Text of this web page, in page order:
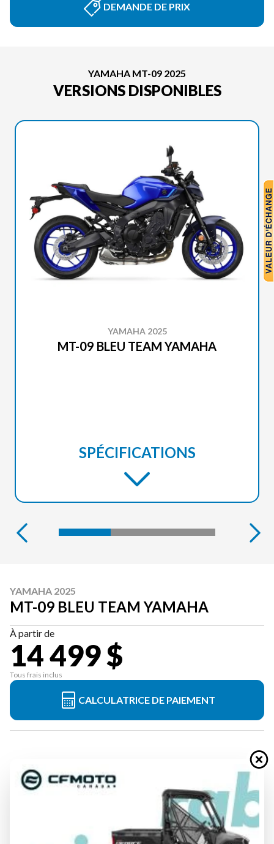
DEMANDE DE PRIX
YAMAHA MT-09 2025
VERSIONS DISPONIBLES
YAMAHA 2025
MT-09 BLEU TEAM YAMAHA
SPÉCIFICATIONS
YAMAHA 2025
MT-09 BLEU TEAM YAMAHA
À partir de
14 499 $
Tous frais inclus
CALCULATRICE DE PAIEMENT